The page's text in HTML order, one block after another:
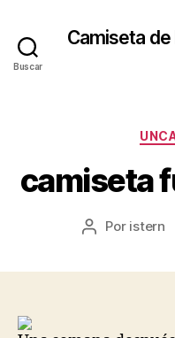
Buscar
Camiseta
camiseta
Autor
Por istern